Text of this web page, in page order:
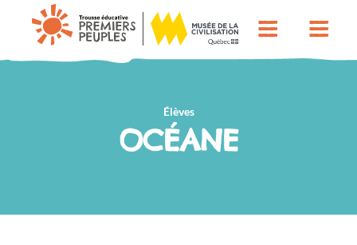
Élèves
OCÉANE